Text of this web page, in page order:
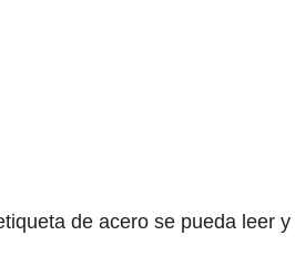
de acero se pueda leer